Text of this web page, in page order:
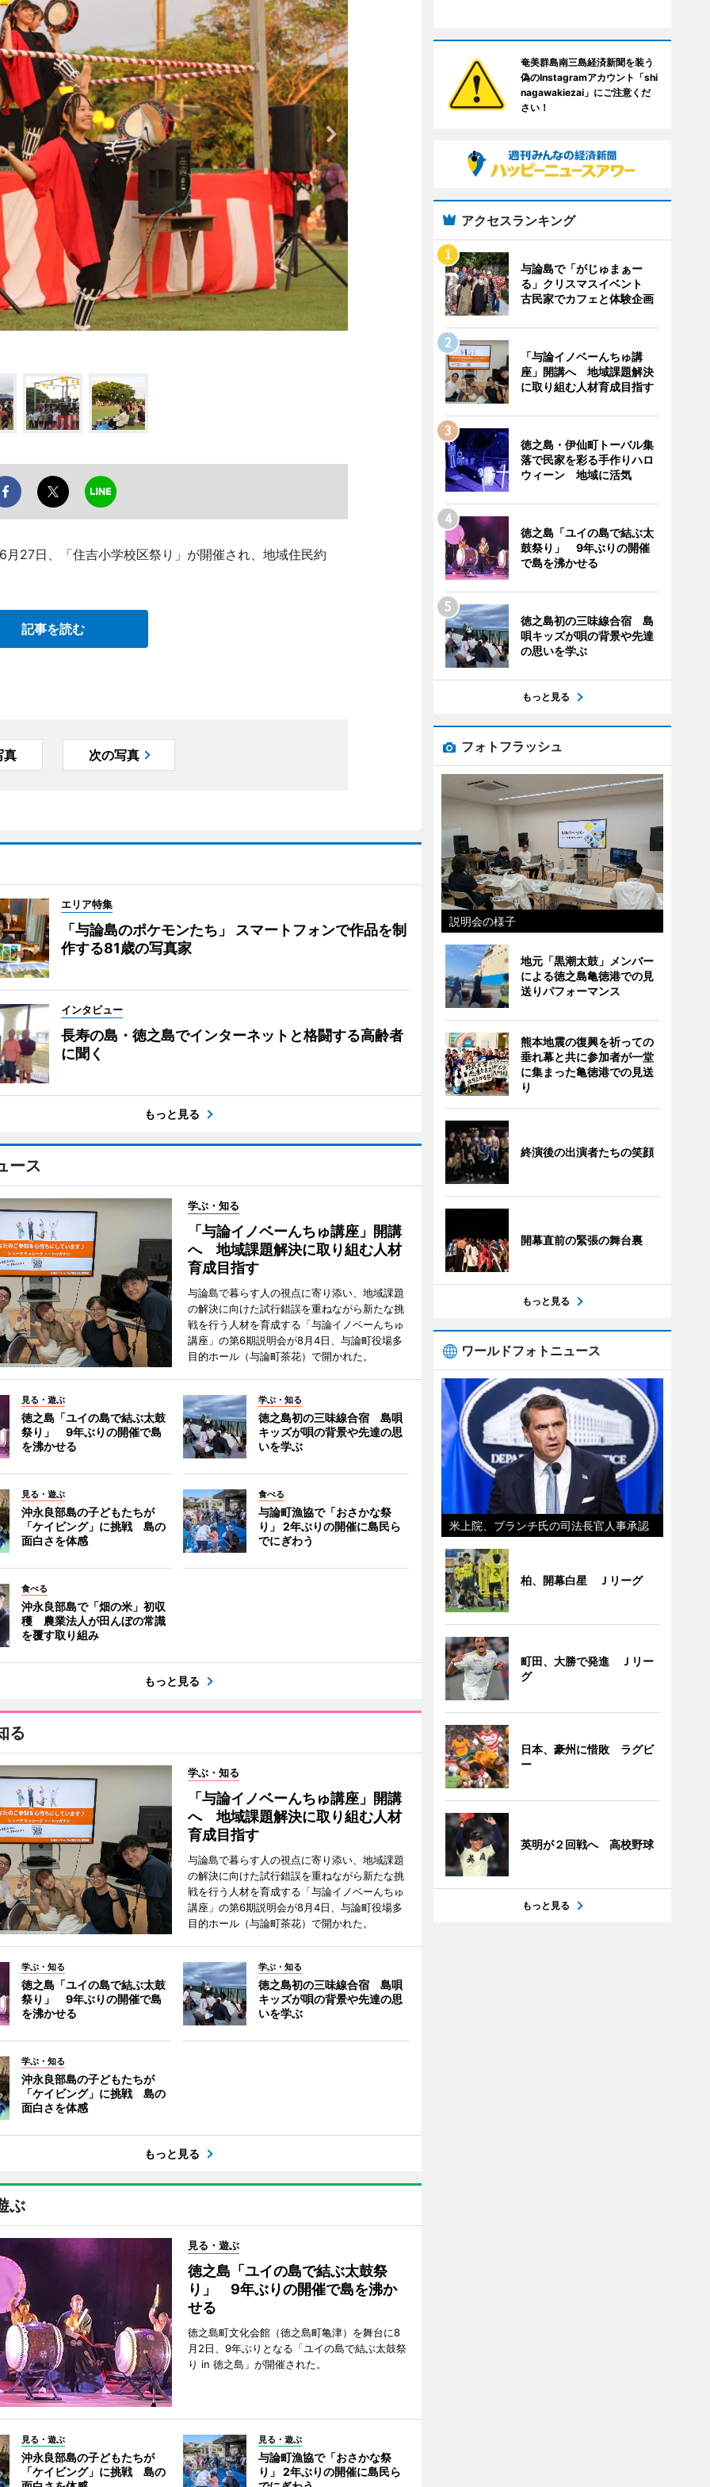
27日、「住吉小学校区祭り」が開催され、地域住民約
記事を読む
真 次の写真
エリア特集
「与論島のポケモンたち」 スマートフォンで作品を制
作する81歳の写真家
インタビュー
長寿の島・徳之島でインターネットと格闘する高齢者
に聞く
もっと見る
ース
学ぶ・知る
「与論イノベーんちゅ講座」開講
へ 地域課題解決に取り組む人材
育成目指す
与論島で暮らす人の視点に寄り添い、地域課題
の解決に向けた試行錯誤を重ねながら新たな挑
戦を行う人材を育成する「与論イノベーんちゅ
講座」の第6期説明会が8月4日、与論町役場多
目的ホール（与論町茶花）で開かれた。
見る・遊ぶ
徳之島「ユイの島で結ぶ太鼓
祭り」 9年ぶりの開催で島
を沸かせる
学ぶ・知る
徳之島初の三味線合宿 島唄
キッズが唄の背景や先達の思
いを学ぶ
見る・遊ぶ
沖永良部島の子どもたちが
「ケイビング」に挑戦 島の
面白さを体感
食べる
与論町漁協で「おさかな祭
り」 2年ぶりの開催に島民ら
でにぎわう
食べる
沖永良部島で「畑の米」初収
穫 農業法人が田んぼの常識
を覆す取り組み
もっと見る
る
学ぶ・知る
「与論イノベーんちゅ講座」開講
へ 地域課題解決に取り組む人材
育成目指す
与論島で暮らす人の視点に寄り添い、地域課題
の解決に向けた試行錯誤を重ねながら新たな挑
戦を行う人材を育成する「与論イノベーんちゅ
講座」の第6期説明会が8月4日、与論町役場多
目的ホール（与論町茶花）で開かれた。
学ぶ・知る
徳之島「ユイの島で結ぶ太鼓
祭り」 9年ぶりの開催で島
を沸かせる
学ぶ・知る
徳之島初の三味線合宿 島唄
キッズが唄の背景や先達の思
いを学ぶ
学ぶ・知る
沖永良部島の子どもたちが
「ケイビング」に挑戦 島の
面白さを体感
もっと見る
ぶ
見る・遊ぶ
徳之島「ユイの島で結ぶ太鼓祭
り」 9年ぶりの開催で島を沸か
せる
徳之島町文化会館（徳之島町亀津）を舞台に8
月2日、9年ぶりとなる「ユイの島で結ぶ太鼓祭
り in 徳之島」が開催された。
見る・遊ぶ
沖永良部島の子どもたちが
「ケイビング」に挑戦 島の
見る・遊ぶ
与論町漁協で「おさかな祭
り」 2年ぶりの開催に島民ら
奄美群島南三島経済新聞を装う
偽のInstagramアカウント「shi
nagawakiezai」にご注意くだ
さい！
アクセスランキング
与論島で「がじゅまぁー
る」クリスマスイベント
古民家でカフェと体験企画
「与論イノベーんちゅ講
座」開講へ 地域課題解決
に取り組む人材育成目指す
徳之島・伊仙町トーバル集
落で民家を彩る手作りハロ
ウィーン 地域に活気
徳之島「ユイの島で結ぶ太
鼓祭り」 9年ぶりの開催
で島を沸かせる
徳之島初の三味線合宿 島
唄キッズが唄の背景や先達
の思いを学ぶ
もっと見る
フォトフラッシュ
説明会の様子
地元「黒潮太鼓」メンバー
による徳之島亀徳港での見
送りパフォーマンス
熊本地震の復興を祈っての
垂れ幕と共に参加者が一堂
に集まった亀徳港での見送
り
終演後の出演者たちの笑顔
開幕直前の緊張の舞台裏
もっと見る
ワールドフォトニュース
米上院、ブランチ氏の司法長官人事承認
柏、開幕白星 Ｊリーグ
町田、大勝で発進 Ｊリー
グ
日本、豪州に惜敗 ラグビ
ー
英明が２回戦へ 高校野球
もっと見る